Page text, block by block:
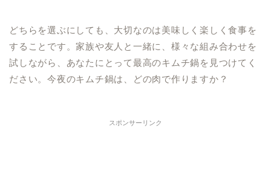
どちらを選ぶにしても、大切なのは美味しく楽しく食事を
することです。家族や友人と一緒に、様々な組み合わせを
試しながら、あなたにとって最高のキムチ鍋を見つけてく
ださい。今夜のキムチ鍋は、どの肉で作りますか？
スポンサーリンク